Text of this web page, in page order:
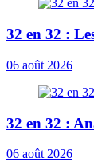
32 en 32 :
06 août 2026
32 en 32 :
06 août 2026